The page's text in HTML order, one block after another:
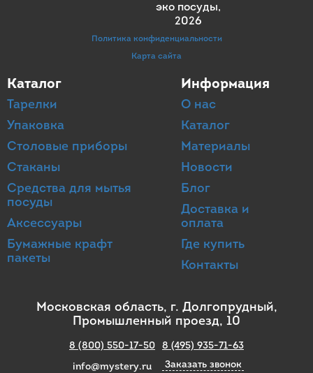
эко посуды,
2026
Политика конфиденциальности
Карта сайта
Каталог
Тарелки
Упаковка
Столовые приборы
Стаканы
Средства для мытья
посуды
Аксессуары
Бумажные крафт
пакеты
Информация
О нас
Каталог
Материалы
Новости
Блог
Доставка и
оплата
Где купить
Контакты
Московская область, г. Долгопрудный,
Промышленный проезд, 10
8 (800) 550-17-50
info@mystery.ru
8 (495) 935-71-63
Заказать звонок